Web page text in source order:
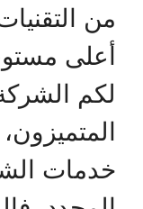
من
أعلى
لكم
المتميزون،
خدمات